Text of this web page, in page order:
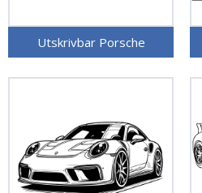
Utskrivbar Porsche